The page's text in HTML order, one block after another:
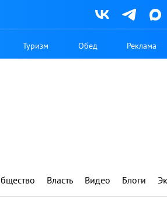
Туризм Обед Реклама
Власть Видео Блоги